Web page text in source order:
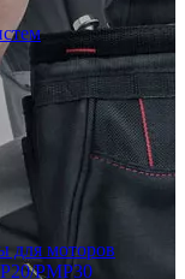
для моторов
PMP30